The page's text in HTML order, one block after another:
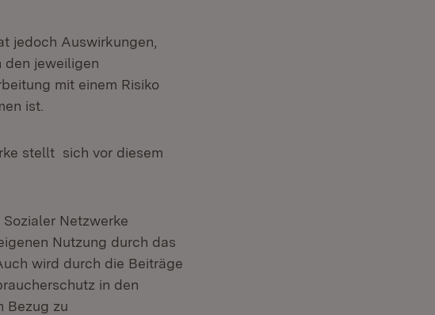
jedoch Auswirkungen,
den jeweiligen
mit einem Risiko
ist.
stellt sich vor diesem
Netzwerke
Nutzung durch das
wird durch die Beiträge
in den
Bezug zu